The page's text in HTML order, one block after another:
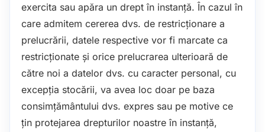
exercita sau apăra un drept în instanță. În cazul în
care admitem cererea dvs. de restricționare a
prelucrării, datele respective vor fi marcate ca
restricționate și orice prelucrarea ulterioară de
către noi a datelor dvs. cu caracter personal, cu
excepția stocării, va avea loc doar pe baza
consimțământului dvs. expres sau pe motive ce
țin protejarea drepturilor noastre în instanță,